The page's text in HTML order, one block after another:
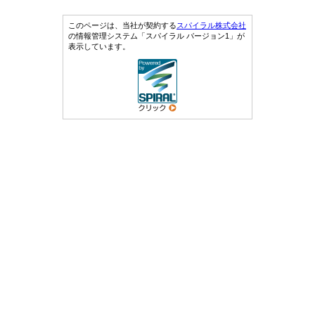
このページは、当社が契約するスパイラル株式会社
の情報管理システム「スパイラル バージョン1」が
表示しています。